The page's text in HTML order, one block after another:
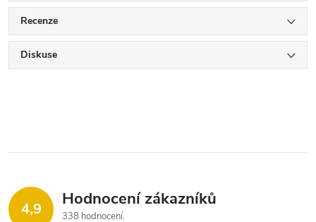
Recenze
Diskuse
4,9 Hodnocení zákazníků
338 hodnocení